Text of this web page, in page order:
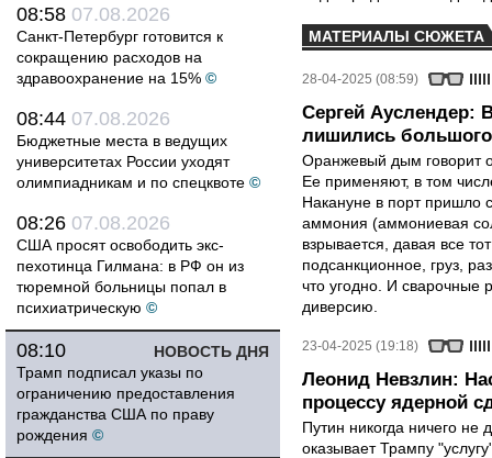
08:58 07.08.2026
Санкт-Петербург готовится к
сокращению расходов на
здравоохранение на 15% ©
08:44 07.08.2026
Бюджетные места в ведущих
университетах России уходят
олимпиадникам и по спецквоте ©
08:26 07.08.2026
США просят освободить экс-
пехотинца Гилмана: в РФ он из
тюремной больницы попал в
психиатрическую ©
НОВОСТЬ ДНЯ
08:10
Трамп подписал указы по
ограничению предоставления
гражданства США по праву
рождения ©
МАТЕРИАЛЫ СЮЖЕТА
28-04-2025 (08:59)
Сергей Ауслендер:
лишились большого
Оранжевый дым говорит
Ее применяют, в том
Накануне в порт пришло
аммония (аммониевая
взрывается, давая все
подсанкционное, груз,
что угодно. И сварочные
диверсию.
23-04-2025 (19:18)
Леонид Невзлин:
процессу ядерной
Путин никогда ничего не
оказывает Трампу